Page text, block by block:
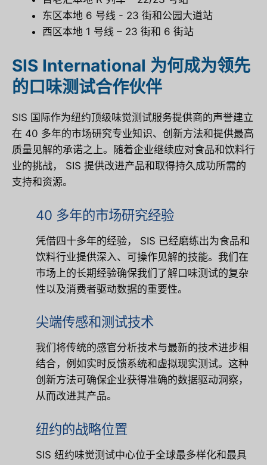
东区本地 6 号线 - 23 街和公园大道站
西区本地 1 号线 – 23 街和 6 街站
SIS International 为何成为领先
的口味测试合作伙伴
SIS 国际作为纽约顶级味觉测试服务提供商的声誉建立
在 40 多年的市场研究专业知识、创新方法和提供最高
质量见解的承诺之上。随着企业继续应对食品和饮料行
业的挑战， SIS 提供改进产品和取得持久成功所需的
支持和资源。
40 多年的市场研究经验
凭借四十多年的经验， SIS 已经磨练出为食品和
饮料行业提供深入、可操作见解的技能。我们在
市场上的长期经验确保我们了解口味测试的复杂
性以及消费者驱动数据的重要性。
尖端传感和测试技术
我们将传统的感官分析技术与最新的技术进步相
结合，例如实时反馈系统和虚拟现实测试。这种
创新方法可确保企业获得准确的数据驱动洞察，
从而改进其产品。
纽约的战略位置
SIS 纽约味觉测试中心位于全球最多样化和最具